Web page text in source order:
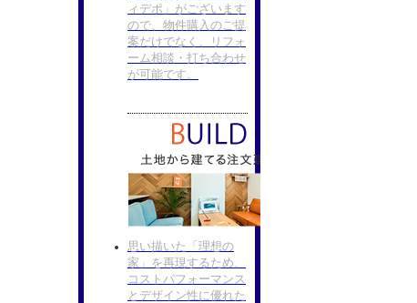
ィデポ」がございます
ので、物件購入のご提
案だけでなく、リフォ
ーム相談・打ち合わせ
が可能です。
思い描いた「理想の
家」を再現するため、
コストパフォーマンス
とデザイン性に優れた